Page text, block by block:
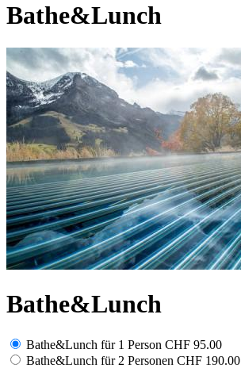
Bathe&Lunch
Bathe&Lunch
Bathe&Lunch für 1 Person CHF 95.00
Bathe&Lunch für 2 Personen CHF 190.00